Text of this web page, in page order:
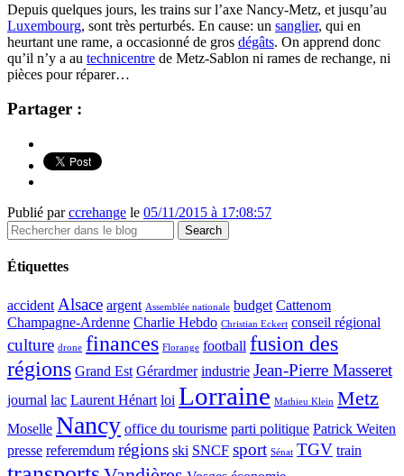
Depuis quelques jours, les trains sur l’axe Nancy-Metz, et jusqu’au
Luxembourg, sont très perturbés. En cause: un sanglier, qui en
heurtant une rame, a occasionné de gros dégâts. On apprend donc
qu’il n’y a au technicentre de Metz-Sablon ni rames de rechange, ni
pièces pour réparer…
Partager :
Publié parccrehange le 05/11/2015 à 17:08:57
Étiquettes
accident Alsace argent Assemblée nationale budget Cattenom
Champagne-Ardenne Charlie Hebdo Christian Eckert conseil régional
culture drone finances Florange football fusion des
régions Grand Est Gérardmer industrie Jean-Pierre Masseret
journal lac Laurent Hénart loi Lorraine Mathieu Klein Metz
Moselle Nancy office du tourisme parti politique Patrick Weiten
presse referemdum régions ski SNCF sport Sénat TGV train